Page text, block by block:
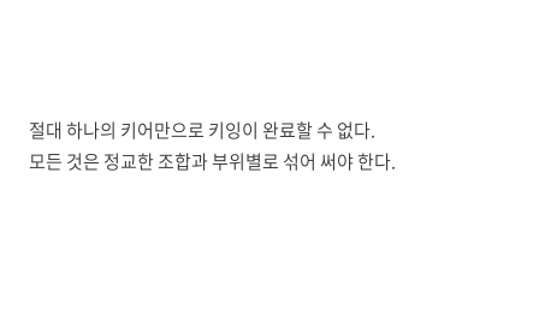
절대 하나의 키어만으로 키잉이 완료할 수 없다.
모든 것은 정교한 조합과 부위별로 섞어 써야 한다.